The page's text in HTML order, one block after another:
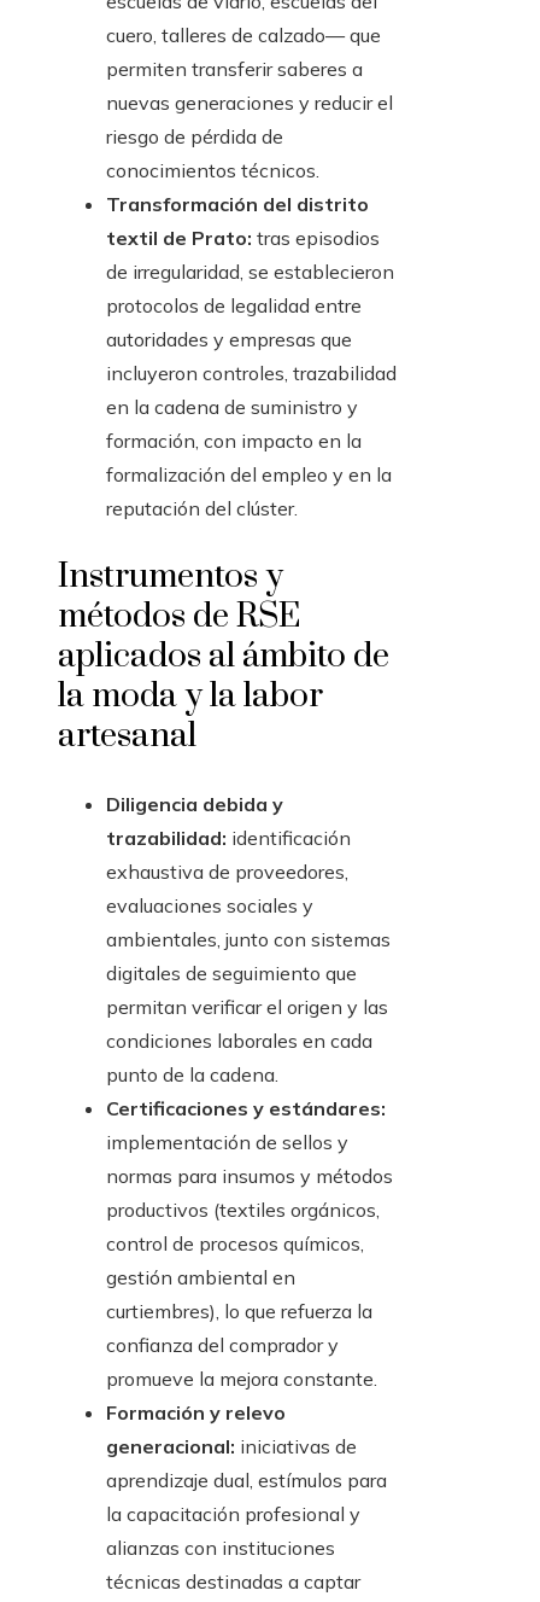
cuero, talleres de calzado— que
permiten transferir saberes a
nuevas generaciones y reducir el
riesgo de pérdida de
conocimientos técnicos.
Transformación del distrito
textil de Prato: tras episodios
de irregularidad, se establecieron
protocolos de legalidad entre
autoridades y empresas que
incluyeron controles, trazabilidad
en la cadena de suministro y
formación, con impacto en la
formalización del empleo y en la
reputación del clúster.
Instrumentos y
métodos de RSE
aplicados al ámbito de
la moda y la labor
artesanal
Diligencia debida y
trazabilidad: identificación
exhaustiva de proveedores,
evaluaciones sociales y
ambientales, junto con sistemas
digitales de seguimiento que
permitan verificar el origen y las
condiciones laborales en cada
punto de la cadena.
Certificaciones y estándares:
implementación de sellos y
normas para insumos y métodos
productivos (textiles orgánicos,
control de procesos químicos,
gestión ambiental en
curtiembres), lo que refuerza la
confianza del comprador y
promueve la mejora constante.
Formación y relevo
generacional: iniciativas de
aprendizaje dual, estímulos para
la capacitación profesional y
alianzas con instituciones
técnicas destinadas a captar